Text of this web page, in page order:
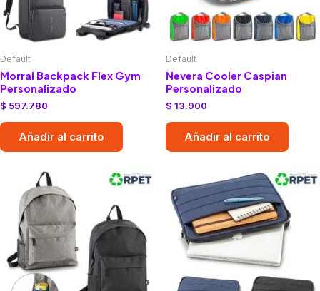
Default
Morral Backpack Flex Gym
Personalizado
$ 597.780
Añadir al carrito
Default
Nevera Cooler Caspian
Personalizado
$ 13.900
Añadir al carrito